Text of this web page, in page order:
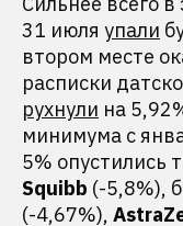
31 июля упали
втором месте
расписки
рухнули на
минимума с
5% опустились
Squibb (-5,8%),
(-4,67%),